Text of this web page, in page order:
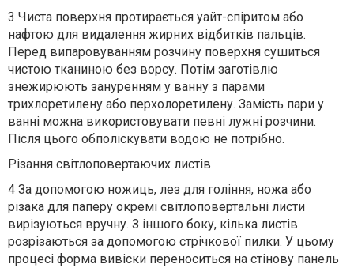
3 Чиста поверхня протирається уайт-спіритом або
нафтою для видалення жирних відбитків пальців.
Перед випаровуванням розчину поверхня сушиться
чистою тканиною без ворсу. Потім заготівлю
знежирюють зануренням у ванну з парами
трихлоретилену або перхолоретилену. Замість пари у
ванні можна використовувати певні лужні розчини.
Після цього обполіскувати водою не потрібно.
Різання світлоповертаючих листів
4 За допомогою ножиць, лез для гоління, ножа або
різака для паперу окремі світлоповертальні листи
вирізуються вручну. З іншого боку, кілька листів
розрізаються за допомогою стрічкової пилки. У цьому
процесі форма вивіски переноситься на стінову панель